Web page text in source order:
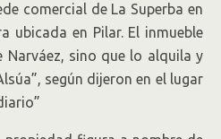
comercial de La Superba en
ubicada en Pilar. El inmueble
Narváez, sino que lo alquila y
según dijeron en el lugar